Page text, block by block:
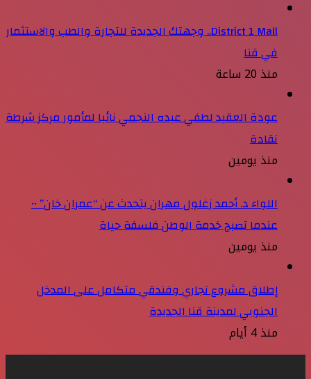
District 1 Mall.. وجهتك الجديدة للتجارة والطب والاستثمار
في قنا
منذ 20 ساعة
عودة العقيد لطفي عبده النجمي نائبا لمأمور مركز شرطة
نقادة
منذ يومين
اللواء د. أحمد زغلول مهران يتحدث عن “عمران خان” ••
عندما تصبح خدمة الوطن فلسفة حياة
منذ يومين
إطلاق مشروع تجاري وفندقي متكامل على المدخل
الجنوبي لمدينة قنا الجديدة
منذ 4 أيام